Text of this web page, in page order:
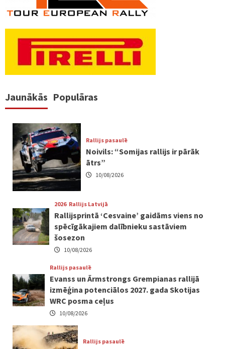
Jaunākās Populāras
Rallijs pasaulē
Noivils: “Somijas rallijs ir pārāk
ātrs”
10/08/2026
2026 Rallijs Latvijā
Rallijsprintā ‘Cesvaine’ gaidāms viens no
spēcīgākajiem dalībnieku sastāviem
šosezon
10/08/2026
Rallijs pasaulē
Evanss un Ārmstrongs Grempianas rallijā
izmēģina potenciālos 2027. gada Skotijas
WRC posma ceļus
10/08/2026
Rallijs pasaulē